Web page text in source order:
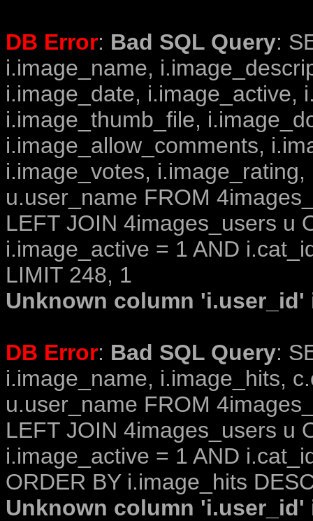
DB Error: Bad SQL Query:
i.image_name,
i.image_date, i.image_active,
i.image_thumb_file,
i.image_allow_comments,
i.image_votes,
u.user_name FROM
LEFT JOIN 4images_users u
i.image_active = 1 AND
LIMIT 248, 1
Unknown column
DB Error: Bad SQL Query:
i.image_name, i.image_hits,
u.user_name FROM
LEFT JOIN 4images_users u
i.image_active = 1 AND
ORDER BY i.image_hits
Unknown column